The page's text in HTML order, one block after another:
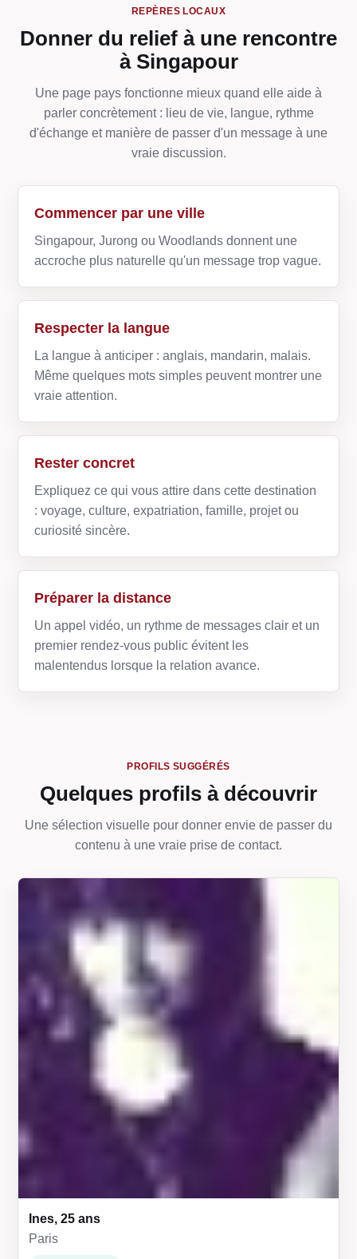
REPÈRES LOCAUX
Donner du relief à une rencontre
à Singapour
Une page pays fonctionne mieux quand elle aide à
parler concrètement : lieu de vie, langue, rythme
d'échange et manière de passer d'un message à une
vraie discussion.
Commencer par une ville
Singapour, Jurong ou Woodlands donnent une
accroche plus naturelle qu'un message trop vague.
Respecter la langue
La langue à anticiper : anglais, mandarin, malais.
Même quelques mots simples peuvent montrer une
vraie attention.
Rester concret
Expliquez ce qui vous attire dans cette destination
: voyage, culture, expatriation, famille, projet ou
curiosité sincère.
Préparer la distance
Un appel vidéo, un rythme de messages clair et un
premier rendez-vous public évitent les
malentendus lorsque la relation avance.
PROFILS SUGGÉRÉS
Quelques profils à découvrir
Une sélection visuelle pour donner envie de passer du
contenu à une vraie prise de contact.
Ines, 25 ans
Paris